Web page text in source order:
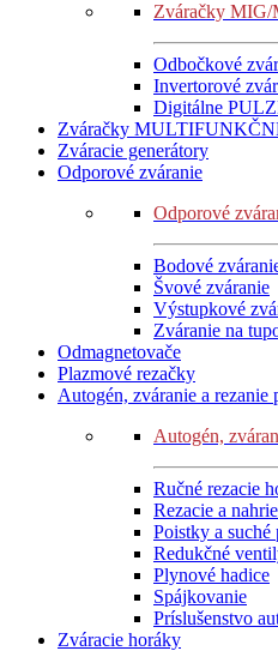
Zváračky
Odbočkové
Invertorové
Digitálne
Zváračky
Zváracie generátory
Odporové zváranie
Odporové
Bodové
Švové zváranie
Výstupkové
Zváranie na
Odmagnetovače
Plazmové rezačky
Autogén, zváranie a rezanie
Autogén,
Ručné rezacie
Rezacie a
Poistky a suché
Redukčné
Plynové hadice
Spájkovanie
Príslušenstvo
Zváracie horáky